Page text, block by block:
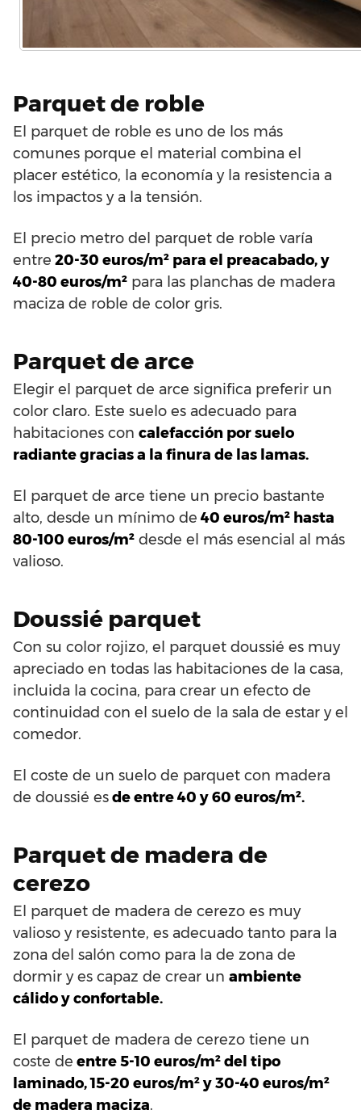
Parquet de roble
El parquet de roble es uno de los más
comunes porque el material combina el
placer estético, la economía y la resistencia a
los impactos y a la tensión.
El precio metro del parquet de roble varía
entre 20-30 euros/m² para el preacabado, y
40-80 euros/m² para las planchas de madera
maciza de roble de color gris.
Parquet de arce
Elegir el parquet de arce significa preferir un
color claro. Este suelo es adecuado para
habitaciones con calefacción por suelo
radiante gracias a la finura de las lamas.
El parquet de arce tiene un precio bastante
alto, desde un mínimo de 40 euros/m² hasta
80-100 euros/m² desde el más esencial al más
valioso.
Doussié parquet
Con su color rojizo, el parquet doussié es muy
apreciado en todas las habitaciones de la casa,
incluida la cocina, para crear un efecto de
continuidad con el suelo de la sala de estar y el
comedor.
El coste de un suelo de parquet con madera
de doussié esde entre 40 y 60 euros/m².
Parquet de madera de
cerezo
El parquet de madera de cerezo es muy
valioso y resistente, es adecuado tanto para la
zona del salón como para la de zona de
dormir y es capaz de crear un ambiente
cálido y confortable.
El parquet de madera de cerezo tiene un
coste de entre 5-10 euros/m² del tipo
laminado, 15-20 euros/m² y 30-40 euros/m²
de madera maciza.